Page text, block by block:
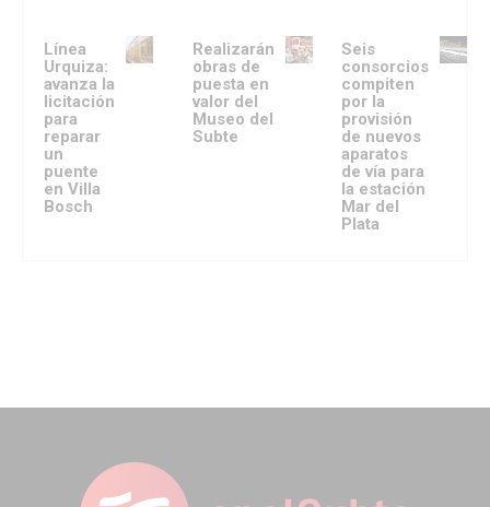
Línea
Urquiza:
avanza la
licitación
para
reparar
un
puente
en Villa
Bosch
Realizarán
obras de
puesta en
valor del
Museo del
Subte
Seis
consorcios
compiten
por la
provisión
de nuevos
aparatos
de vía para
la estación
Mar del
Plata